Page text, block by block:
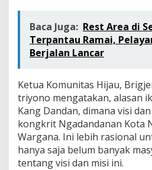
o
m
u
a
s
H
i
j
a
u
Baca Juga: Rest Area di
Terpantau Ramai,
Berjalan Lancar
Ketua Komunitas Hijau,
triyono mengatakan, alasan
Kang Dandan, dimana visi
kongkrit Ngadandanan Kota
Wargana. Ini lebih rasional
hanya saja belum banyak
tentang visi dan misi ini.